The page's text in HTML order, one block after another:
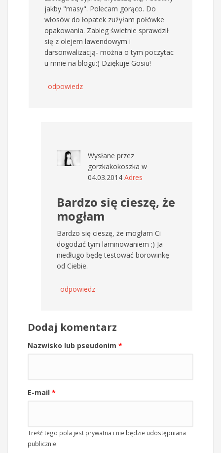
jakby "masy". Polecam gorąco. Do
włosów do łopatek zużyłam połówke
opakowania. Zabieg świetnie sprawdził
się z olejem lawendowym i
darsonwalizacją- można o tym poczytac
u mnie na blogu:) Dziękuje Gosiu!
odpowiedz
Wysłane przez
gorzkakokoszka w
04.03.2014 Adres
Bardzo się cieszę, że
mogłam
Bardzo się cieszę, że mogłam Ci
dogodzić tym laminowaniem ;) Ja
niedługo będę testować borowinkę
od Ciebie.
odpowiedz
Dodaj komentarz
Nazwisko lub pseudonim *
E-mail *
Treść tego pola jest prywatna i nie będzie udostępniana
publicznie.